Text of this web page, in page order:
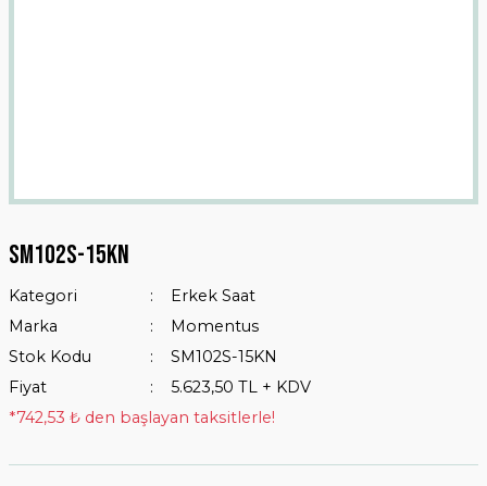
Sm102s-15kn
Kategori
Erkek Saat
Marka
Momentus
Stok Kodu
SM102S-15KN
Fiyat
5.623,50 TL + KDV
*742,53 ₺ den başlayan taksitlerle!